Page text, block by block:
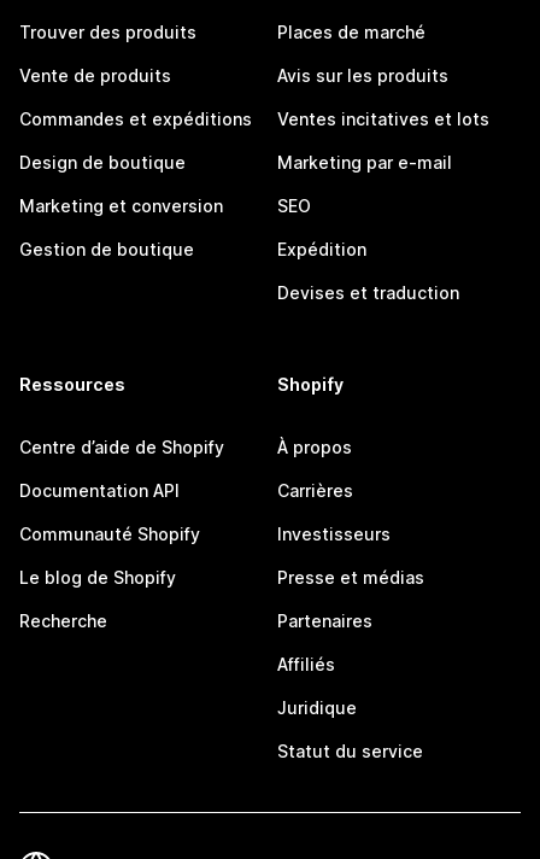
Trouver des produits
Vente de produits
Commandes et expéditions
Design de boutique
Marketing et conversion
Gestion de boutique
Places de marché
Avis sur les produits
Ventes incitatives et lots
Marketing par e-mail
SEO
Expédition
Devises et traduction
Ressources
Centre d’aide de Shopify
Documentation API
Communauté Shopify
Le blog de Shopify
Recherche
Shopify
À propos
Carrières
Investisseurs
Presse et médias
Partenaires
Affiliés
Juridique
Statut du service